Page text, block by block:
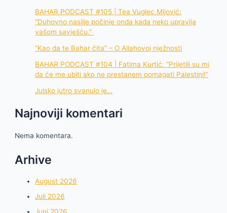
BAHAR PODCAST #105 | Tea Vuglec Mijović:
“Duhovno nasilje počinje onda kada neko upravlja
vašom savješću.”
“Kao da te Bahar čita” – O Allahovoj nježnosti
BAHAR PODCAST #104 | Fatima Kurtić: “Prijetili su mi
da će me ubiti ako ne prestanem pomagati Palestini!”
Julsko jutro svanulo je…
Najnoviji komentari
Nema komentara.
Arhive
August 2026
Juli 2026